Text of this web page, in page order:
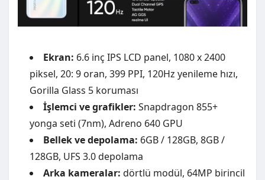
Ekran: 6.6 inç IPS LCD panel, 1080 x 2400
piksel, 20: 9 oran, 399 PPI, 120Hz yenileme hızı,
Gorilla Glass 5 koruması
İşlemci ve grafikler: Snapdragon 855+
yonga seti (7nm), Adreno 640 GPU
Bellek ve depolama: 6GB / 128GB, 8GB /
128GB, UFS 3.0 depolama
Arka kameralar: dörtlü modül, 64MP birincil